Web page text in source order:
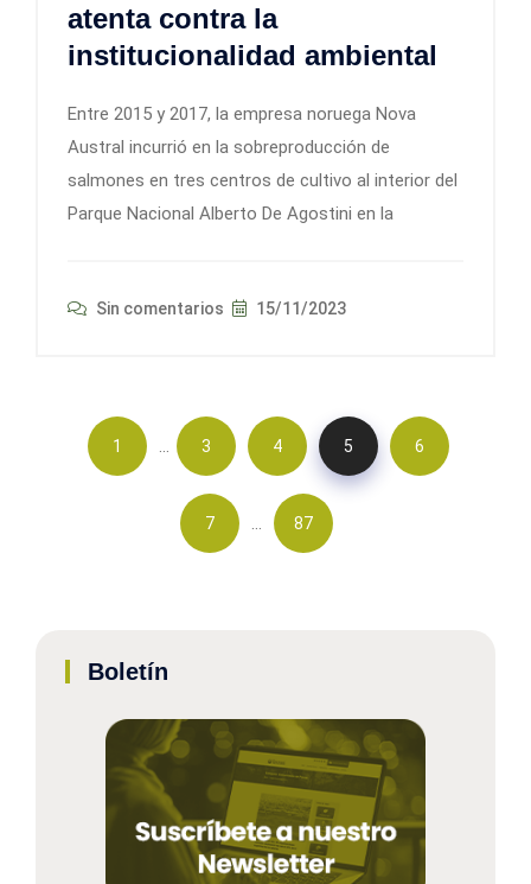
atenta contra la
institucionalidad ambiental
Entre 2015 y 2017, la empresa noruega Nova
Austral incurrió en la sobreproducción de
salmones en tres centros de cultivo al interior del
Parque Nacional Alberto De Agostini en la
Sin comentarios 15/11/2023
1 … 3 4 5 6
7 … 87
Boletín